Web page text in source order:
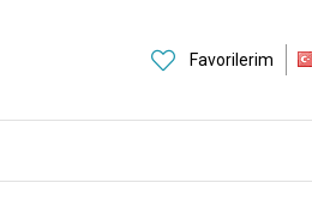
Favorilerim